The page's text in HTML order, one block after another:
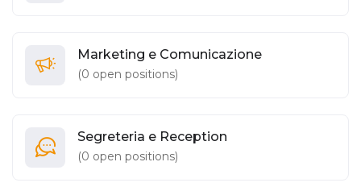
Marketing e Comunicazione
(0 open positions)
Segreteria e Reception
(0 open positions)